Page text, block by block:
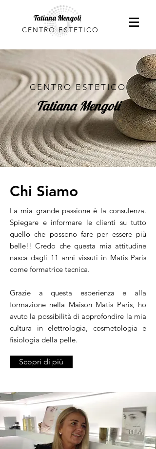
Tatiana Mengoli
CENTRO ESTETICO
CENTRO ESTETICO
Tatiana Mengoli
Chi Siamo
La mia grande passione è la consulenza.
Spiegare e informare le clienti su tutto
quello che possono fare per essere più
belle!! Credo che questa mia attitudine
nasca dagli 11 anni vissuti in Matis Paris
come formatrice tecnica.
Grazie a questa esperienza e alla
formazione nella Maison Matis Paris, ho
avuto la possibilità di approfondire la mia
cultura in elettrologia, cosmetologia e
fisiologia della pelle.
Scopri di più